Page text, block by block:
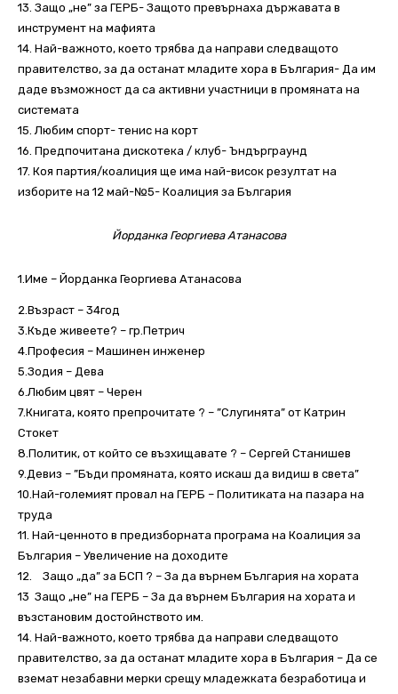
13. Защо „не” за ГЕРБ- Защото превърнаха държавата в
инструмент на мафията
14. Най-важното, което трябва да направи следващото
правителство, за да останат младите хора в България- Да им
даде възможност да са активни участници в промяната на
системата
15. Любим спорт- тенис на корт
16. Предпочитана дискотека / клуб- Ъндърграунд
17. Коя партия/коалиция ще има най-висок резултат на
изборите на 12 май-№5- Коалиция за България
Йорданка Георгиева Атанасова
1.Име – Йорданка Георгиева Атанасова
2.Възраст – 34год
3.Къде живеете? – гр.Петрич
4.Професия – Машинен инженер
5.Зодия – Дева
6.Любим цвят – Черен
7.Книгата, която препрочитате ? – ”Слугинята” от Катрин
Стокет
8.Политик, от който се възхищавате ? – Сергей Станишев
9.Девиз – ”Бъди промяната, която искаш да видиш в света”
10.Най-големият провал на ГЕРБ – Политиката на пазара на
труда
11. Най-ценното в предизборната програма на Коалиция за
България – Увеличение на доходите
12. Защо „да” за БСП ? – За да върнем България на хората
13 Защо „не” на ГЕРБ – За да върнем България на хората и
възстановим достойнството им.
14. Най-важното, което трябва да направи следващото
правителство, за да останат младите хора в България – Да се
вземат незабавни мерки срещу младежката безработица и